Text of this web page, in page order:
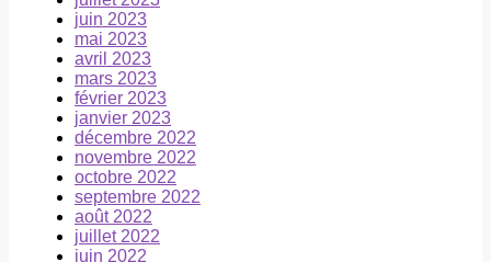
juin 2023
mai 2023
avril 2023
mars 2023
février 2023
janvier 2023
décembre 2022
novembre 2022
octobre 2022
septembre 2022
août 2022
juillet 2022
juin 2022